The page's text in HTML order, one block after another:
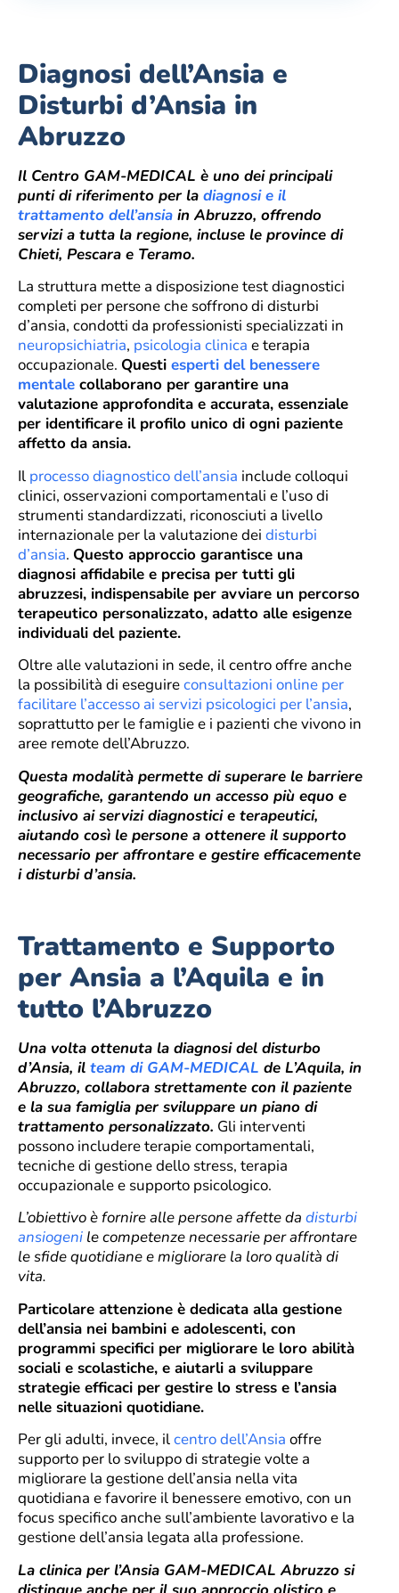
Diagnosi dell’Ansia e
Disturbi d’Ansia in
Abruzzo
Il Centro GAM-MEDICAL è uno dei principali
punti di riferimento per la diagnosi e il
trattamento dell’ansia in Abruzzo, offrendo
servizi a tutta la regione, incluse le province di
Chieti, Pescara e Teramo.
La struttura mette a disposizione test diagnostici
completi per persone che soffrono di disturbi
d’ansia, condotti da professionisti specializzati in
neuropsichiatria, psicologia clinica e terapia
occupazionale. Questi esperti del benessere
mentale collaborano per garantire una
valutazione approfondita e accurata, essenziale
per identificare il profilo unico di ogni paziente
affetto da ansia.
Il processo diagnostico dell’ansia include colloqui
clinici, osservazioni comportamentali e l’uso di
strumenti standardizzati, riconosciuti a livello
internazionale per la valutazione dei disturbi
d’ansia. Questo approccio garantisce una
diagnosi affidabile e precisa per tutti gli
abruzzesi, indispensabile per avviare un percorso
terapeutico personalizzato, adatto alle esigenze
individuali del paziente.
Oltre alle valutazioni in sede, il centro offre anche
la possibilità di eseguireconsultazioni online per
facilitare l’accesso ai servizi psicologici per l’ansia,
soprattutto per le famiglie e i pazienti che vivono in
aree remote dell’Abruzzo.
Questa modalità permette di superare le barriere
geografiche, garantendo un accesso più equo e
inclusivo ai servizi diagnostici e terapeutici,
aiutando così le persone a ottenere il supporto
necessario per affrontare e gestire efficacemente
i disturbi d’ansia.
Trattamento e Supporto
per Ansia a l’Aquila e in
tutto l’Abruzzo
Una volta ottenuta la diagnosi del disturbo
d’Ansia, il team di GAM-MEDICAL de L’Aquila, in
Abruzzo, collabora strettamente con il paziente
e la sua famiglia per sviluppare un piano di
trattamento personalizzato. Gli interventi
possono includere terapie comportamentali,
tecniche di gestione dello stress, terapia
occupazionale e supporto psicologico.
L’obiettivo è fornire alle persone affette da disturbi
ansiogeni le competenze necessarie per affrontare
le sfide quotidiane e migliorare la loro qualità di
vita.
Particolare attenzione è dedicata alla gestione
dell’ansia nei bambini e adolescenti, con
programmi specifici per migliorare le loro abilità
sociali e scolastiche, e aiutarli a sviluppare
strategie efficaci per gestire lo stress e l’ansia
nelle situazioni quotidiane.
Per gli adulti, invece, ilcentro dell’Ansia offre
supporto per lo sviluppo di strategie volte a
migliorare la gestione dell’ansia nella vita
quotidiana e favorire il benessere emotivo, con un
focus specifico anche sull’ambiente lavorativo e la
gestione dell’ansia legata alla professione.
La clinica per l’Ansia GAM-MEDICAL Abruzzo si